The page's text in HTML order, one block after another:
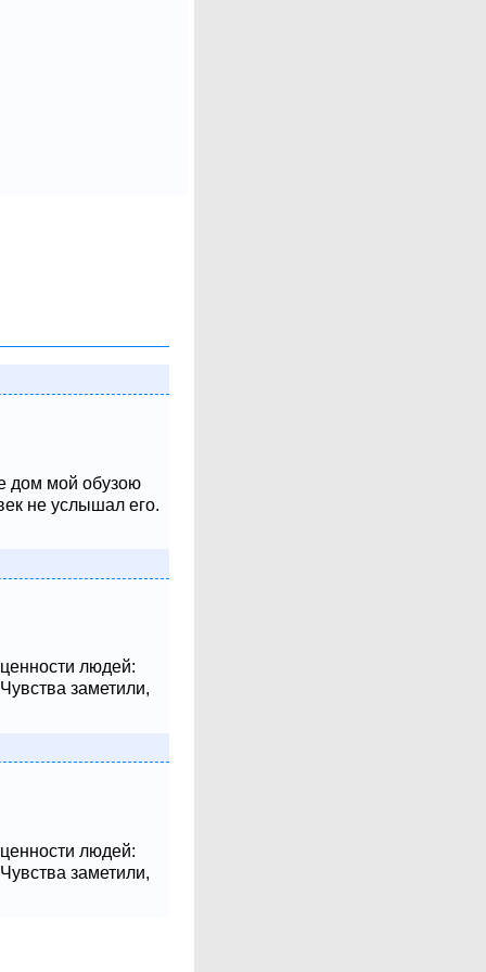
дом мой обузою
не услышал его.
людей:
заметили,
людей:
заметили,